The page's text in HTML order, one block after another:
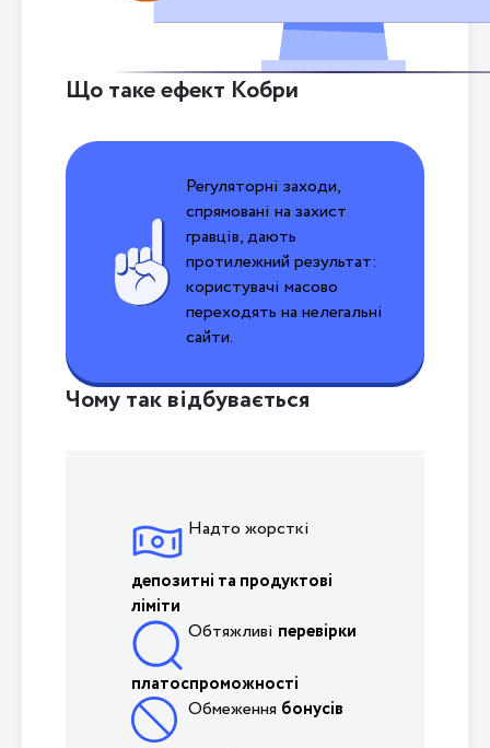
Що таке ефект Кобри
Регуляторні заходи,
спрямовані на захист
гравців, дають
протилежний результат:
користувачі масово
переходять на нелегальні
сайти.
Чому так відбувається
Надто жорсткі
депозитні та продуктові
ліміти
Обтяжливі перевірки
платоспроможності
Обмеження бонусів